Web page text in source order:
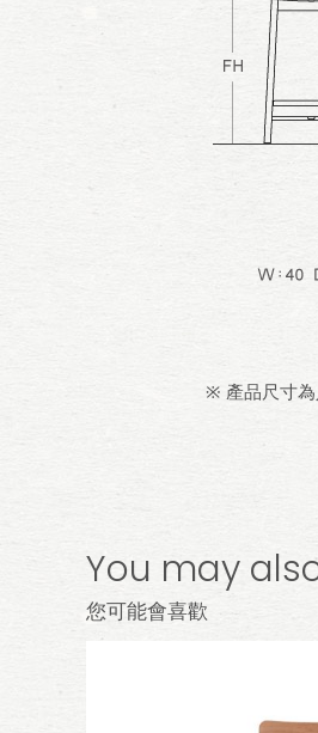
※ 產品尺寸為
You may
您可能會喜歡